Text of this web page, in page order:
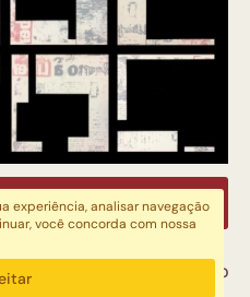
COMPRAR
R$ 6.000,00
experiência, analisar navegação
você concorda com nossa